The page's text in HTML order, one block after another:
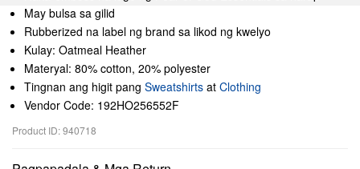
May bulsa sa gilid
Rubberized na label ng brand sa likod ng kwelyo
Kulay: Oatmeal Heather
Materyal: 80% cotton, 20% polyester
Tingnan ang higit pang Sweatshirts at Clothing
Vendor Code: 192HO256552F
Product ID: 940718